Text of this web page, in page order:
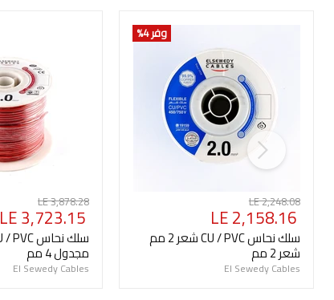
السعر
الأصلي
LE 3,878.28
السعر
الحالي
LE 3,723.15
مجدول 4 مم
El Sewedy Cables
وفر 4 %
السعر
الأصلي
LE 2,248.08
السعر
الحالي
LE 2,158.16
سلك نحاس CU / PVC شعر 2 مم
شعر 2 مم
El Sewedy Cables